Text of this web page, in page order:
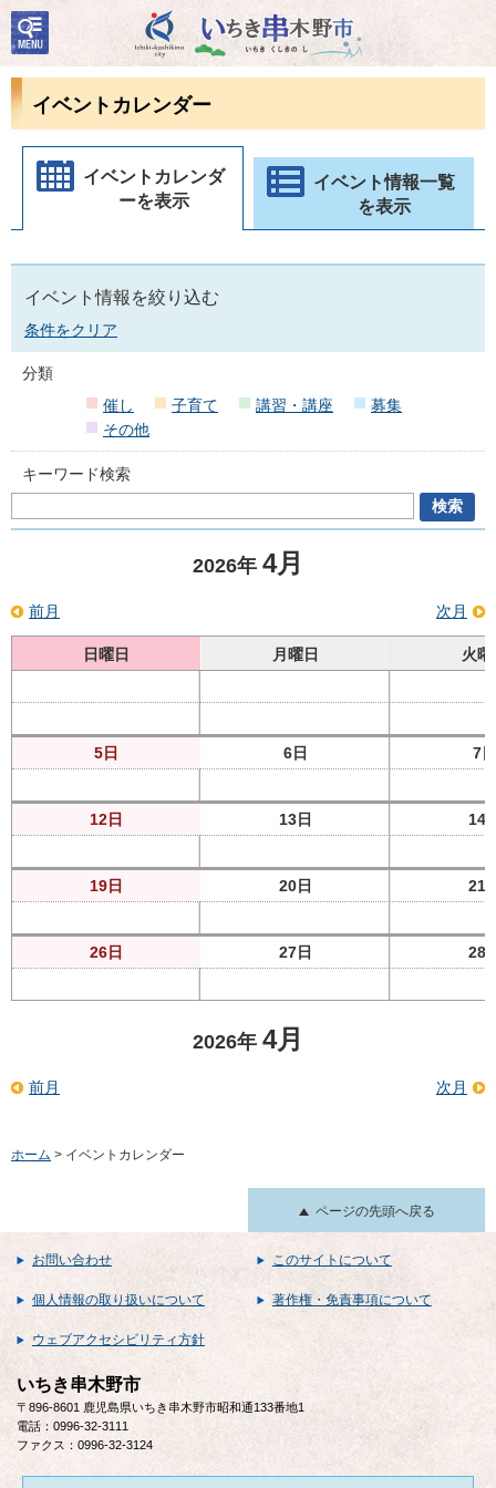
いちき串木野市
検
索・
共通
ューイベントカレンダー
イベントカレンダ
ーを表示
イベント情報一覧
を表示
イベント情報を絞り込む
条件をクリア
分類
催し
子育て 講習・講座
募集
その他
キーワード検索
前月
2026年 4月
次月
日曜日 月曜日 火曜
5日 6日 7日
12日 13日 14
19日 20日 21
26日 27日 28
前月
2026年 4月
次月
ホーム > イベントカレンダー
ページの先頭へ戻る
お問い合わせ このサイトについて
個人情報の取り扱いについて 著作権・免責事項について
ウェブアクセシビリティ方針
いちき串木野市
〒896-8601 鹿児島県いちき串木野市昭和通133番地1
電話：0996-32-3111
ファクス：0996-32-3124